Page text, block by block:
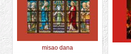
misao dana